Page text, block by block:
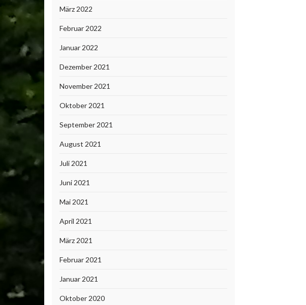
März 2022
Februar 2022
Januar 2022
Dezember 2021
November 2021
Oktober 2021
September 2021
August 2021
Juli 2021
Juni 2021
Mai 2021
April 2021
März 2021
Februar 2021
Januar 2021
Oktober 2020